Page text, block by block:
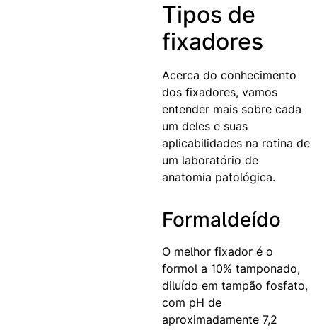
Tipos de
fixadores
Acerca do conhecimento
dos fixadores, vamos
entender mais sobre cada
um deles e suas
aplicabilidades na rotina de
um laboratório de
anatomia patológica.
Formaldeído
O melhor fixador é o
formol a 10% tamponado,
diluído em tampão fosfato,
com pH de
aproximadamente 7,2